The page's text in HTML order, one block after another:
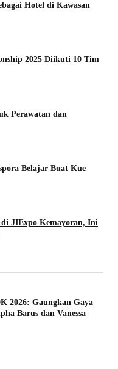
Hotel di Kawasan
2025 Diikuti 10 Tim
Perawatan dan
Belajar Buat Kue
JIExpo Kemayoran, Ini
2026: Gaungkan Gaya
Barus dan Vanessa